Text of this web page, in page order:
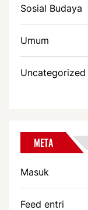
Sosial Budaya
Umum
Uncategorized
META
Masuk
Feed entri